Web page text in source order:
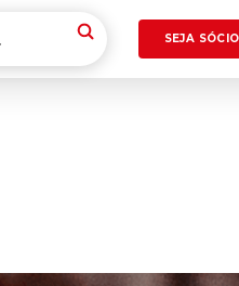
SEJA SÓCIO